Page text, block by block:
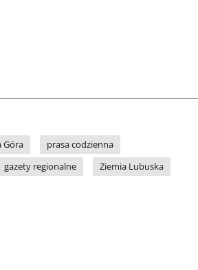
Góra
prasa codzienna
gazety regionalne Ziemia Lubuska